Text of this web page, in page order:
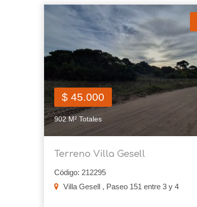
$ 45.000
902 M² Totales
Terreno Villa Gesell
Código: 212295
Villa Gesell , Paseo 151 entre 3 y 4